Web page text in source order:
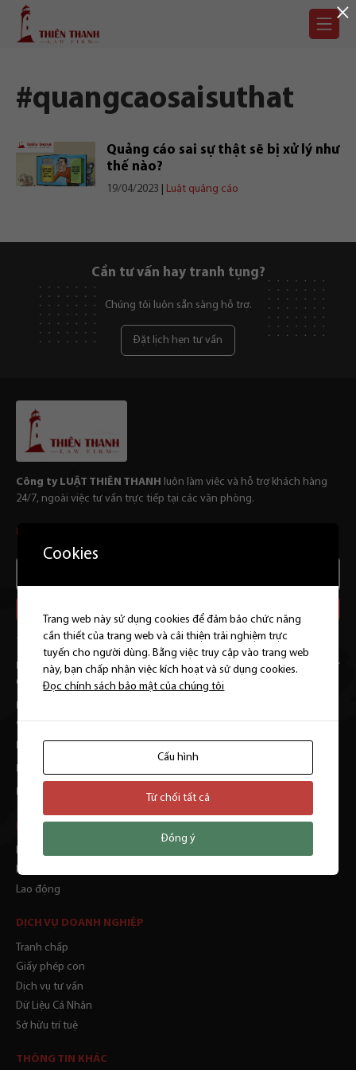
Chuyển
Trang
chủ
#quangcaosaisuthat
Quảng cáo sai sự thật sẽ bị xử lý như
thế nào?
19/04/2023 Luật quảng cáo
Cần tư vấn hay tranh tụng?
Chúng tôi luôn sẵn sàng hỗ trợ.
Đặt lịch hẹn tư vấn
Công ty LUẬT THIÊN THANH
luôn làm viêc và hỗ trợ khách hàng
24/7, ngoài việc tư vấn trực tiếp tại các văn phòng.
bạn
Alternative:
THÔNG TIN LIÊN HỆ
Hà nội :Phòng 302, tầng 3, 142 Lê Duẩn, phường Văn Miếu – Quốc Tử
Giám, Hà Nội
đường Bến Vân Đồn, Phường Khánh Hội, TP. HCM
Hotline 1: 1900636380
contact@luatthienthanh.vn
DỊCH VỤ CÁ NHÂN
Hôn nhân
Lao động
DỊCH VỤ DOANH NGHIỆP
Tranh chấp
Giấy phép con
Dịch vụ tư vấn
Dữ Liệu Cá Nhân
Sở hữu trí tuệ
THÔNG TIN KHÁC
×
Cookies
Trang web này sử dụng cookies để đảm bảo chức năng
cần thiết của trang web và cải thiện trải nghiệm trực
tuyến cho người dùng. Bằng việc truy cập vào trang web
này, bạn chấp nhận việc kích hoạt và sử dụng cookies.
Đọc chính sách bảo mật của chúng tôi
Cấu hình
Từ chối tất cả
Đồng ý